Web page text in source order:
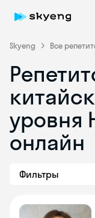
Skyeng Все
уровня
онлайн
Фильтры